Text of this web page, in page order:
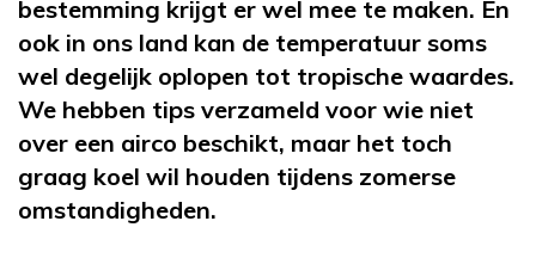
bestemming krijgt er wel mee te maken. En
ook in ons land kan de temperatuur soms
wel degelijk oplopen tot tropische waardes.
We hebben tips verzameld voor wie niet
over een airco beschikt, maar het toch
graag koel wil houden tijdens zomerse
omstandigheden.